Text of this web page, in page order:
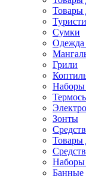
Товары
Сумки
Одежда
Грили
Наборы
Зонты
Товары
Наборы
Банные